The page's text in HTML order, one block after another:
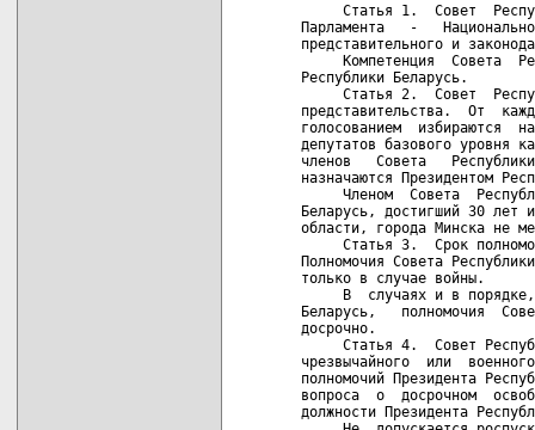
Статья 1.  Совет
Парламента   -
представительного и
Компетенция  Совета
Республики Беларусь.
Статья 2.  Совет
представительства.  От
голосованием  избираются
депутатов базового уровня
членов   Совета
назначаются Президентом
Членом  Совета
Беларусь, достигший 30 лет
области, города Минска не
Статья 3.  Срок
Полномочия Совета
только в случае войны.
В  случаях и в
Беларусь,   полномочия
досрочно.
Статья 4.  Совет
чрезвычайного  или
полномочий Президента
вопроса  о  досрочном
должности Президента